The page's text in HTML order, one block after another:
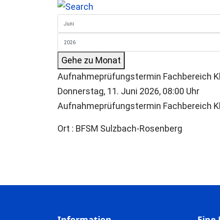
Gehe zu Monat
Aufnahmeprüfungstermin Fachbereich
Donnerstag, 11. Juni 2026, 08:00 Uhr
Aufnahmeprüfungstermin Fachbereich
Ort : BFSM Sulzbach-Rosenberg